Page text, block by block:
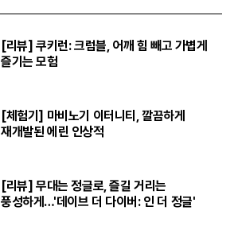
[리뷰] 쿠키런: 크럼블, 어깨 힘 빼고 가볍게
즐기는 모험
[체험기] 마비노기 이터니티, 깔끔하게
재개발된 에린 인상적
[리뷰] 무대는 정글로, 즐길 거리는
풍성하게…'데이브 더 다이버: 인 더 정글'